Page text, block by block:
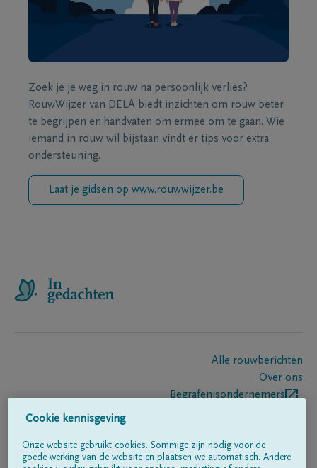
Zoek je je weg in rouw na persoonlijk verlies?
RouwWijzer van DELA biedt inzichten om rouw beter
te begrijpen en handvaten om ermee om te gaan. Wie
iemand in rouw wil bijstaan vindt er tips voor extra
ondersteuning.
Laat je gidsen op www.rouwwijzer.be
Alle rouwberichten
Over ons
Begrafenisondernemers
Volg ons op
Cookie kennisgeving
Onze website gebruikt cookies. Sommige zijn nodig voor de
goede werking van de website en plaatsen we automatisch. Andere